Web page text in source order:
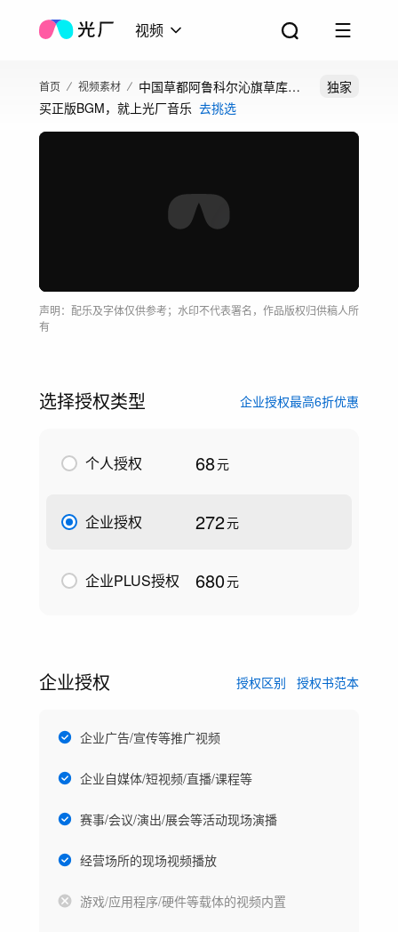
视频
首页 视频素材
中国草都阿鲁科尔沁旗草库伦
现代农业
独家
买正版BGM，就上光厂音乐 去挑选
声明：配乐及字体仅供参考；水印不代表署名，作品版权归供稿人所
有
选择授权类型 企业授权最高6折优惠
个人授权 68元
企业授权 272元
企业PLUS授权 680元
企业授权 授权区别 授权书范本
企业广告/宣传等推广视频
企业自媒体/短视频/直播/课程等
赛事/会议/演出/展会等活动现场演播
经营场所的现场视频播放
游戏/应用程序/硬件等载体的视频内置